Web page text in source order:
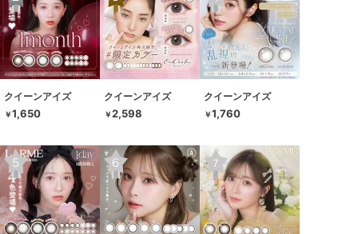
クイーンアイズ
￥1,650
クイーンアイズ
￥2,598
クイーンアイズ
￥1,760